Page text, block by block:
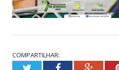
COMPARTILHAR:
TwitterFacebook